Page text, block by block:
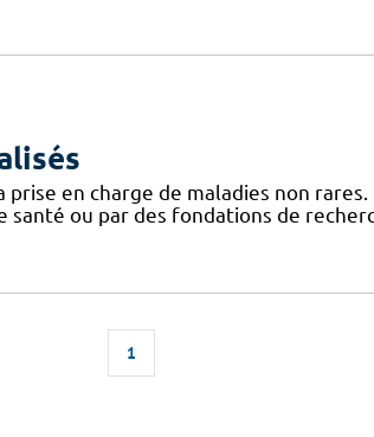
en charge de maladies non
ou par des fondations de
1